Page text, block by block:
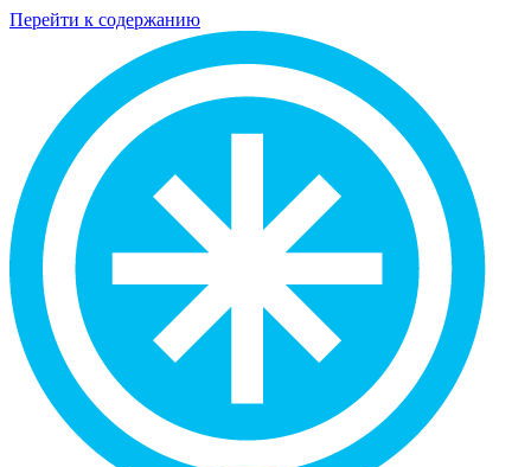
Перейти к содержанию